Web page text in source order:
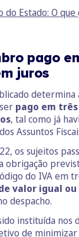
do Estado: O
pago
juros
determina
pago em
, tal como já
Assuntos
os sujeitos
obrigação
do IVA em
valor igual
despacho.
instituída nos
de